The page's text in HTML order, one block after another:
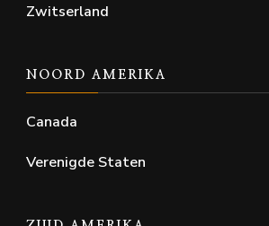
Zwitserland
NOORD AMERIKA
Canada
Verenigde Staten